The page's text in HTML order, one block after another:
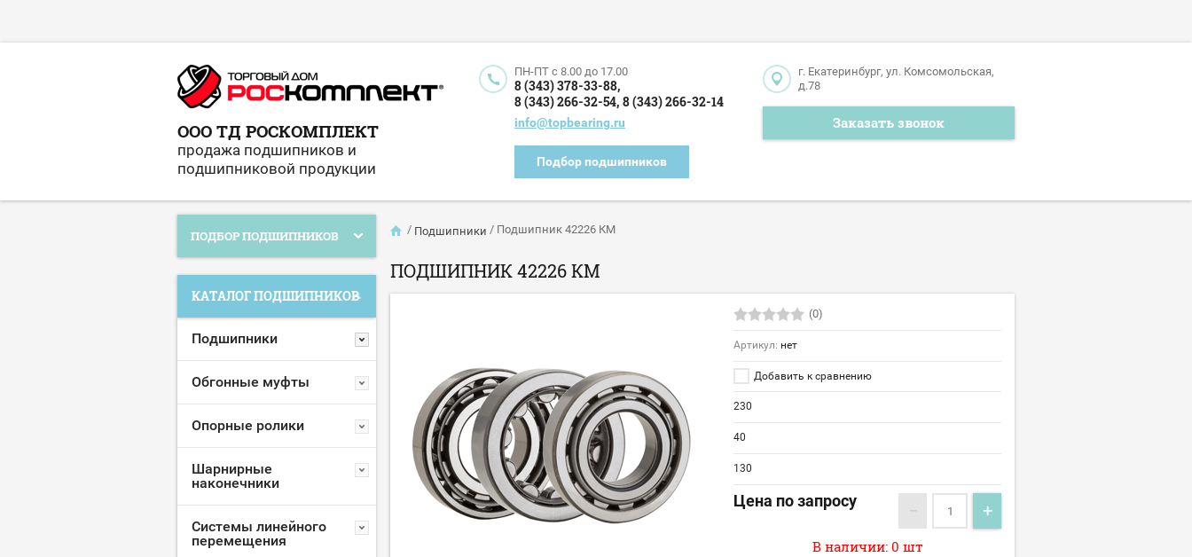
ООО ТД РОСКОМПЛЕКТ
продажа подшипников и
подшипниковой продукции
ПН-ПТ c 8.00 до 17.00
8 (343) 378-33-88,
8 (343) 266-32-54, 8 (343) 266-32-14
info@topbearing.ru
Подбор подшипников
г. Екатеринбург, ул. Комсомольская,
д.78
Заказать звонок
ПОДБОР ПОДШИПНИКОВ
КАТАЛОГ ПОДШИПНИКОВ
Подшипники
Обгонные муфты
Опорные ролики
Шарнирные
наконечники
Системы линейного
перемещения
/ Подшипники / Подшипник 42226 КМ
ПОДШИПНИК 42226 КМ
(0)
Артикул: нет
Добавить к сравнению
230
40
130
Цена по запросу − +
В наличии: 0 шт